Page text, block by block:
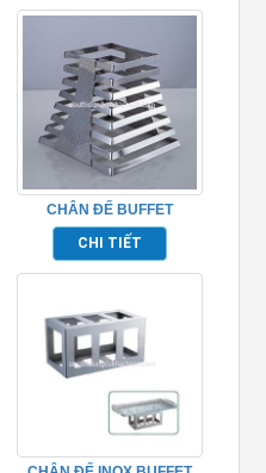
CHÂN ĐẾ BUFFET
TP697168
CHI TIẾT